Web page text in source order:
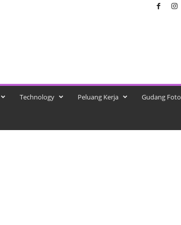
Technology Peluang Kerja Gudang Foto